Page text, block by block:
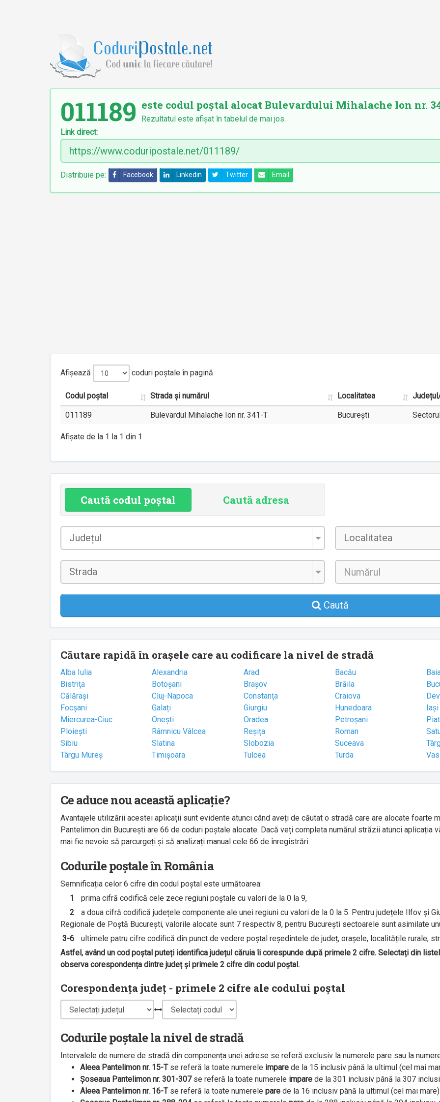
011189 este codul poștal alocat Bulevardului Mihalache Ion nr.
Rezultatul este afișat în tabelul de mai jos.
Link direct:
Distribuie pe: Facebook Linkedin Twitter Email
Afișează coduri poștale în pagină
Codul poștal Strada și numărul Localitatea
011189 Bulevardul Mihalache Ion nr. 341-T București
Afișate de la 1 la 1 din 1
Caută codul poștal Caută adresa
Caută
Căutare rapidă în orașele care au codificare la nivel de stradă
Alba Iulia Alexandria Arad Bacău
Bistrița
Botoșani Brașov Brăila
Călărași
Cluj-Napoca Constanța Craiova
Focșani
Galați Giurgiu Hunedoara
Iași
Miercurea-Ciuc
Onești Oradea Petroșani
Ploiești
Râmnicu Vâlcea Reșița Roman
Sibiu
Slatina Slobozia Suceava
Târgu Mureș
Timișoara Tulcea Turda
Ce aduce nou această aplicație?
Avantajele utilizării acestei aplicații sunt evidente atunci când aveți de căutat o stradă care are alocate foarte
Pantelimon din București are 66 de coduri poștale alocate. Dacă veți completa numărul străzii atunci aplicația
mai fie nevoie să parcurgeți și să analizați manual cele 66 de înregistrări.
Codurile poștale în România
Semnificația celor 6 cifre din codul poștal este următoarea:
1
prima cifră codifică cele zece regiuni poștale cu valori de la 0 la 9,
2
a doua cifră codifică județele componente ale unei regiuni cu valori de la 0 la 5. Pentru județele Ilfov și
Regionale de Poștă București, valorile alocate sunt 7 respectiv 8, pentru București sectoarele sunt asimilate
3-6
ultimele patru cifre codifică din punct de vedere poștal reședintele de județ, orașele, localitățile rurale,
Astfel, având un cod poștal puteți identifica județul căruia îi corespunde după primele 2 cifre. Selectați din
observa corespondența dintre județ și primele 2 cifre din codul poștal.
Corespondența județ - primele 2 cifre ale codului poștal
Codurile poștale la nivel de stradă
Intervalele de numere de stradă din componența unei adrese se referă exclusiv la numerele pare sau la
Aleea Pantelimon nr. 15-Tse referă la toate numerele impare de la 15 inclusiv până la ultimul (cel mai
Șoseaua Pantelimon nr. 301-307se referă la toate numerele impare de la 301 inclusiv până la 307
Aleea Pantelimon nr. 16-Tse referă la toate numerele pare de la 16 inclusiv până la ultimul (cel mai